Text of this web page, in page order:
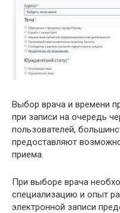
Выбор врача и времени
при записи на очередь
пользователей,
предоставляют
приема.
При выборе врача
специализацию и опыт
электронной записи